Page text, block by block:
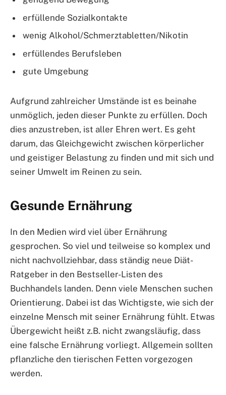
erfüllende Sozialkontakte
wenig Alkohol/Schmerztabletten/Nikotin
erfüllendes Berufsleben
gute Umgebung
Aufgrund zahlreicher Umstände ist es beinahe
unmöglich, jeden dieser Punkte zu erfüllen. Doch
dies anzustreben, ist aller Ehren wert. Es geht
darum, das Gleichgewicht zwischen körperlicher
und geistiger Belastung zu finden und mit sich und
seiner Umwelt im Reinen zu sein.
Gesunde Ernährung
In den Medien wird viel über Ernährung
gesprochen. So viel und teilweise so komplex und
nicht nachvollziehbar, dass ständig neue Diät-
Ratgeber in den Bestseller-Listen des
Buchhandels landen. Denn viele Menschen suchen
Orientierung. Dabei ist das Wichtigste, wie sich der
einzelne Mensch mit seiner Ernährung fühlt. Etwas
Übergewicht heißt z.B. nicht zwangsläufig, dass
eine falsche Ernährung vorliegt. Allgemein sollten
pflanzliche den tierischen Fetten vorgezogen
werden.